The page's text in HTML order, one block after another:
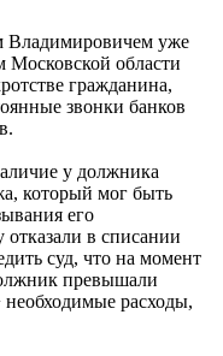
Владимировичем уже
области
гражданина,
звонки банков
у должника
который мог быть
его
отказали в списании
суд, что на момент
превышали
расходы,